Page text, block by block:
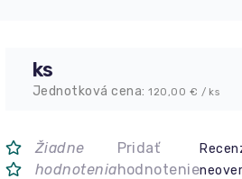
ks
Jednotková cena:120,00 € / ks
Žiadne
hodnotenia
Pridať
hodnotenie